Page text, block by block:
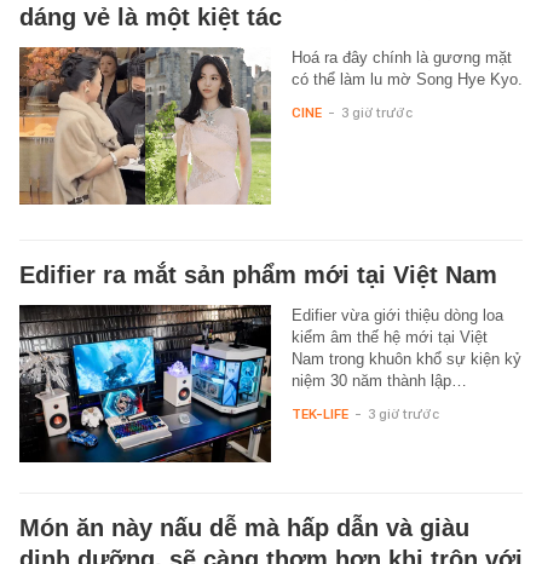
dáng vẻ là một kiệt tác
Hoá ra đây chính là gương mặt
có thể làm lu mờ Song Hye Kyo.
CINE - 3 giờ trước
Edifier ra mắt sản phẩm mới tại Việt Nam
Edifier vừa giới thiệu dòng loa
kiểm âm thế hệ mới tại Việt
Nam trong khuôn khổ sự kiện kỷ
niệm 30 năm thành lập…
TEK-LIFE - 3 giờ trước
Món ăn này nấu dễ mà hấp dẫn và giàu
dinh dưỡng, sẽ càng thơm hơn khi trộn với